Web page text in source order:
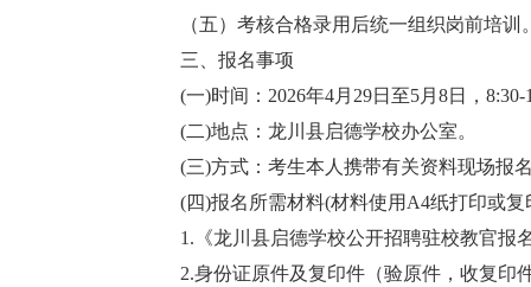
（五）考核合格录用后统一组织岗前培训
三、报名事项
(一)时间：2026年4月29日至5月8日，8:30-
(二)地点：龙川县启德学校办公室。
(三)方式：考生本人携带有关资料现场报
(四)报名所需材料(材料使用A4纸打印或复
1.《龙川县启德学校公开招聘驻校教官报
2.身份证原件及复印件（验原件，收复印